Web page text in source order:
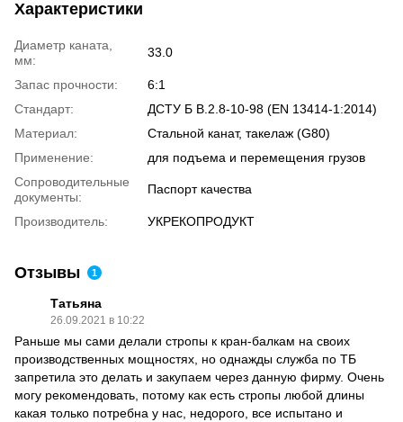
Характеристики
Диаметр каната,
мм:
33.0
Запас прочности:
6:1
Стандарт:
ДСТУ Б В.2.8-10-98 (EN 13414-1:2014)
Материал:
Стальной канат, такелаж (G80)
Применение:
для подъема и перемещения грузов
Сопроводительные
документы:
Паспорт качества
Производитель: УКРЕКОПРОДУКТ
Отзывы 1
Татьяна
26.09.2021 в 10:22
Раньше мы сами делали стропы к кран-балкам на своих
производственных мощностях, но однажды служба по ТБ
запретила это делать и закупаем через данную фирму. Очень
могу рекомендовать, потому как есть стропы любой длины
какая только потребна у нас, недорого, все испытано и